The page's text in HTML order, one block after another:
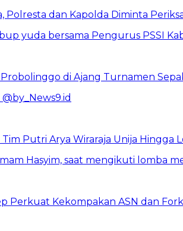
dan Kapolda Diminta
di Ajang Turnamen
Putri Arya Wiraraja Unija Hingga
Perkuat Kekompakan ASN dan